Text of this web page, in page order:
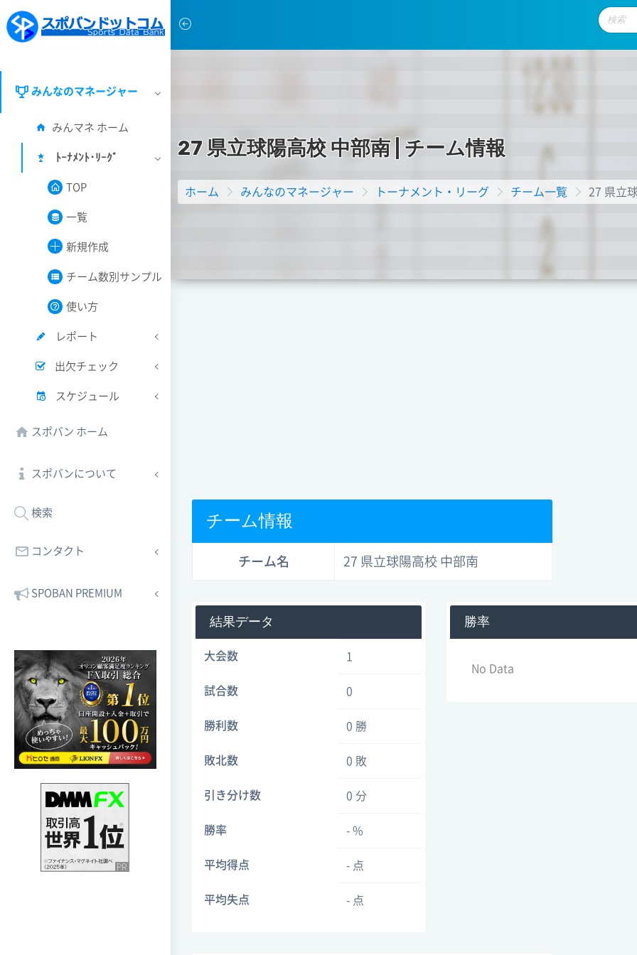
みんなのマネージャー
みんマネ ホーム
ﾄｰﾅﾒﾝﾄ･ﾘｰｸﾞ
TOP
一覧
新規作成
チーム数別サンプル
使い方
レポート
出欠チェック
スケジュール
スポバン ホーム
スポバンについて
検索
コンタクト
SPOBAN PREMIUM
27県立球陽高校中部南 チーム情報
ホーム みんなのマネージャー トーナメント・リーグ チーム一覧 27 県立
チーム情報
チーム名 27 県立球陽高校 中部南
結果データ
大会数 1
試合数 0
勝利数 0 勝
敗北数 0 敗
引き分け数 0 分
勝率 - %
平均得点 - 点
平均失点 - 点
勝率
No Data